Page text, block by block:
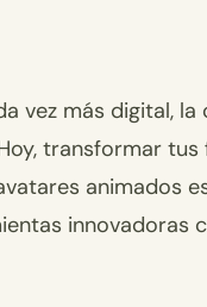
vez más digital,
transformar
animados
innovadoras